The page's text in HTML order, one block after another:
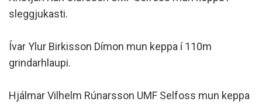
sleggjukasti.
Ívar Ylur Birkisson Dímon mun keppa í 110m
grindarhlaupi.
Hjálmar Vilhelm Rúnarsson UMF Selfoss mun keppa